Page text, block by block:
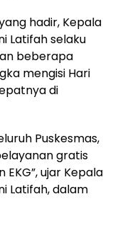
hadir, Kepala
Latifah selaku
beberapa
mengisi Hari
di
Puskesmas,
gratis
ujar Kepala
Latifah, dalam